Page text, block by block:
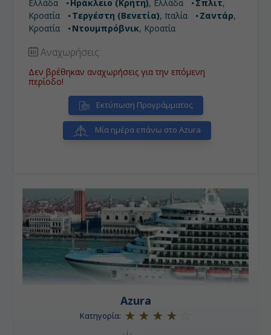
Ελλάδα
Ηράκλειο (Κρήτη), Ελλάδα Σπλιτ,
Κροατία
Τεργέστη (Βενετία), Ιταλία Ζαντάρ,
Κροατία
Ντουμπρόβνικ, Κροατία
Αναχωρήσεις:
Δεν βρέθηκαν αναχωρήσεις για την επόμενη
περίοδο!
Εκτύπωση Προγράμματος
Μία ημέρα επάνω στο Azura
Azura
Κατηγορία: